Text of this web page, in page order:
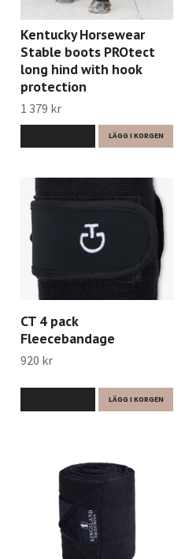
Kentucky Horsewear
Stable boots PROtect
long hind with hook
protection
1 379 kr
LÄGG I KORGEN
CT 4 pack
Fleecebandage
920 kr
LÄGG I KORGEN